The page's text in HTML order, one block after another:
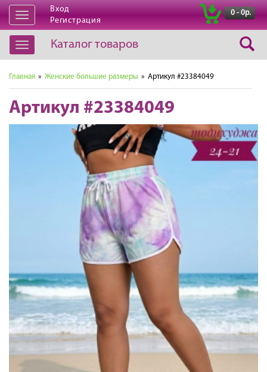
Открыть
навигацию
Вход
Регистрация
0 - 0р.
Открыть
навигацию
Каталог товаров
Главная » Женские большие размеры » Артикул #23384049
Артикул #23384049